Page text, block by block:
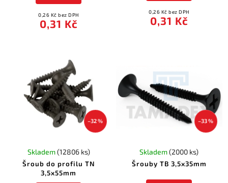
0,26 Kč bez DPH
0,31 Kč
0,26 Kč bez DPH
0,31 Kč
–32 %
Šroub do profilu TN
3,5x55mm
Skladem(12806 ks)
–33 %
Šrouby TB 3,5x35mm
Skladem(2000 ks)